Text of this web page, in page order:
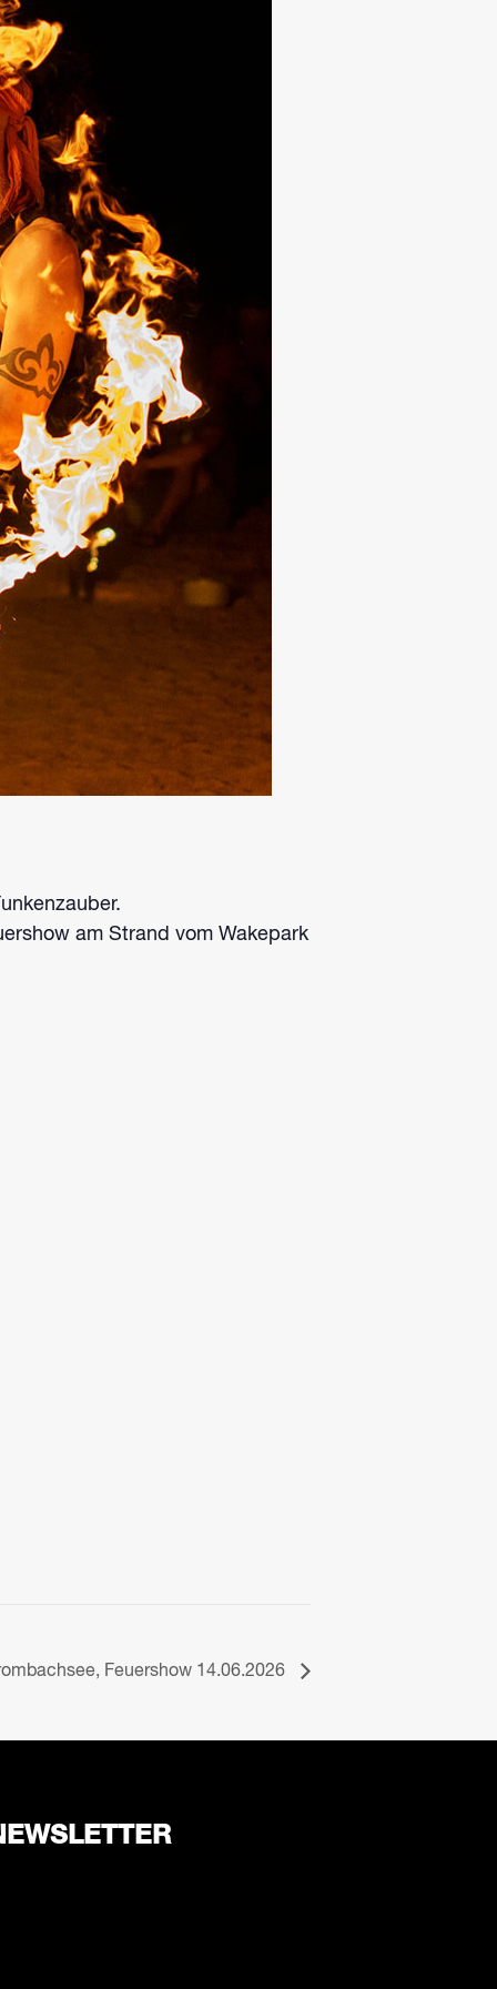
am Strand vom Wakepark
Feuershow 14.06.2026